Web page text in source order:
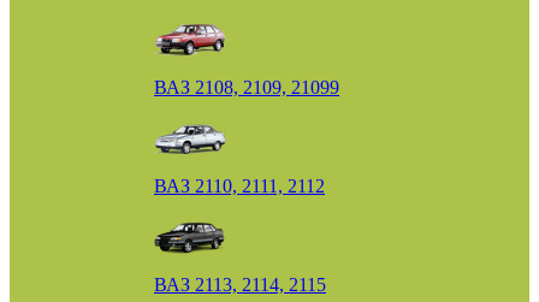
ВАЗ 2108, 2109, 21099
ВАЗ 2110, 2111, 2112
ВАЗ 2113, 2114, 2115